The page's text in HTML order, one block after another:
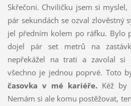
Skřečoni. Chviličku jsem si
pár sekundách se ozval zlověstný
jel předním kolem po ráfku. Bylo
dojel pár set metrů na
nepřekážel na trati a zavolal si
všechno je jednou poprvé. Toto
časovka v mé kariéře. Kéž by
Nemám si ale komu postěžovat,